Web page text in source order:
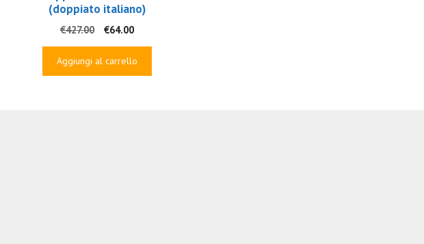
(doppiato italiano)
€427.00
Il
originale
€64.00Il
attuale
Aggiungi al carrello